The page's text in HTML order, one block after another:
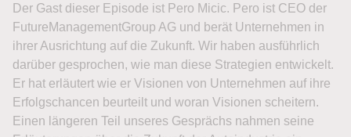
Der Gast dieser Episode ist Pero Micic. Pero ist CEO der
FutureManagementGroup AG und berät Unternehmen in
ihrer Ausrichtung auf die Zukunft. Wir haben ausführlich
darüber gesprochen, wie man diese Strategien entwickelt.
Er hat erläutert wie er Visionen von Unternehmen auf ihre
Erfolgschancen beurteilt und woran Visionen scheitern.
Einen längeren Teil unseres Gesprächs nahmen seine